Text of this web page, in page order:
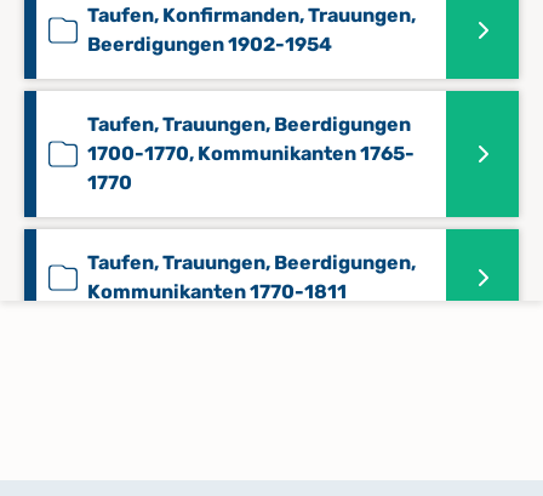
Taufen, Konfirmanden, Trauungen,
Beerdigungen 1902-1954
Taufen, Trauungen, Beerdigungen
1700-1770, Kommunikanten 1765-
1770
Taufen, Trauungen, Beerdigungen,
Kommunikanten 1770-1811